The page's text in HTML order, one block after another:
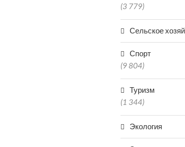
(3 779)
Сельское
Спорт
(9 804)
Туризм
(1 344)
Экология